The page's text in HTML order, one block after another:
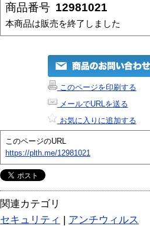
商品番号 12981021
本商品は販売を終了しました
このページを印刷する
メールでURLを送る
お気に入りに追加する
このページのURL
https://plth.me/12981021
関連カテゴリ
セキュリティ | アンチウィルス